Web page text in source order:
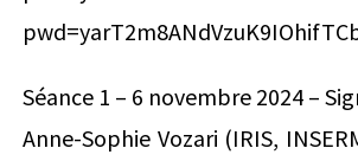
Séance 1 – 6 novembre 2024 –
Anne-Sophie Vozari (IRIS,